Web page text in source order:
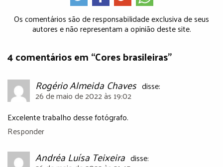
Os comentários são de responsabilidade exclusiva de seus
autores e não representam a opinião deste site.
4 comentários em “Cores brasileiras”
Rogério Almeida Chaves disse:
26 de maio de 2022 às 19:02
Excelente trabalho desse fotógrafo.
Responder
Andréa Luísa Teixeira disse: